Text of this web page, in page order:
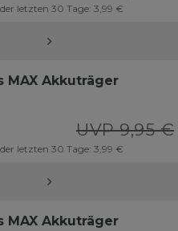
letzten 30 Tage: 3,99 €
MAX Akkuträger
UVP 9,95 €
letzten 30 Tage: 3,99 €
MAX Akkuträger